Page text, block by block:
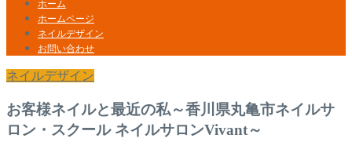
ホーム
ホームページ
ネイルデザイン
お問い合わせ
ネイルデザイン
お客様ネイルと最近の私～香川県丸亀市ネイルサ
ロン・スクール ネイルサロンVivant～